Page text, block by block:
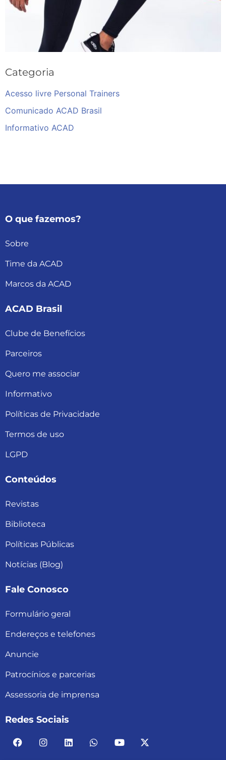
Categoria
Acesso livre Personal Trainers
Comunicado ACAD Brasil
Informativo ACAD
O que fazemos?
Sobre
Time da ACAD
Marcos da ACAD
ACAD Brasil
Clube de Benefícios
Parceiros
Quero me associar
Informativo
Políticas de Privacidade
Termos de uso
LGPD
Conteúdos
Revistas
Biblioteca
Políticas Públicas
Notícias (Blog)
Fale Conosco
Formulário geral
Endereços e telefones
Anuncie
Patrocínios e parcerias
Assessoria de imprensa
Redes Sociais